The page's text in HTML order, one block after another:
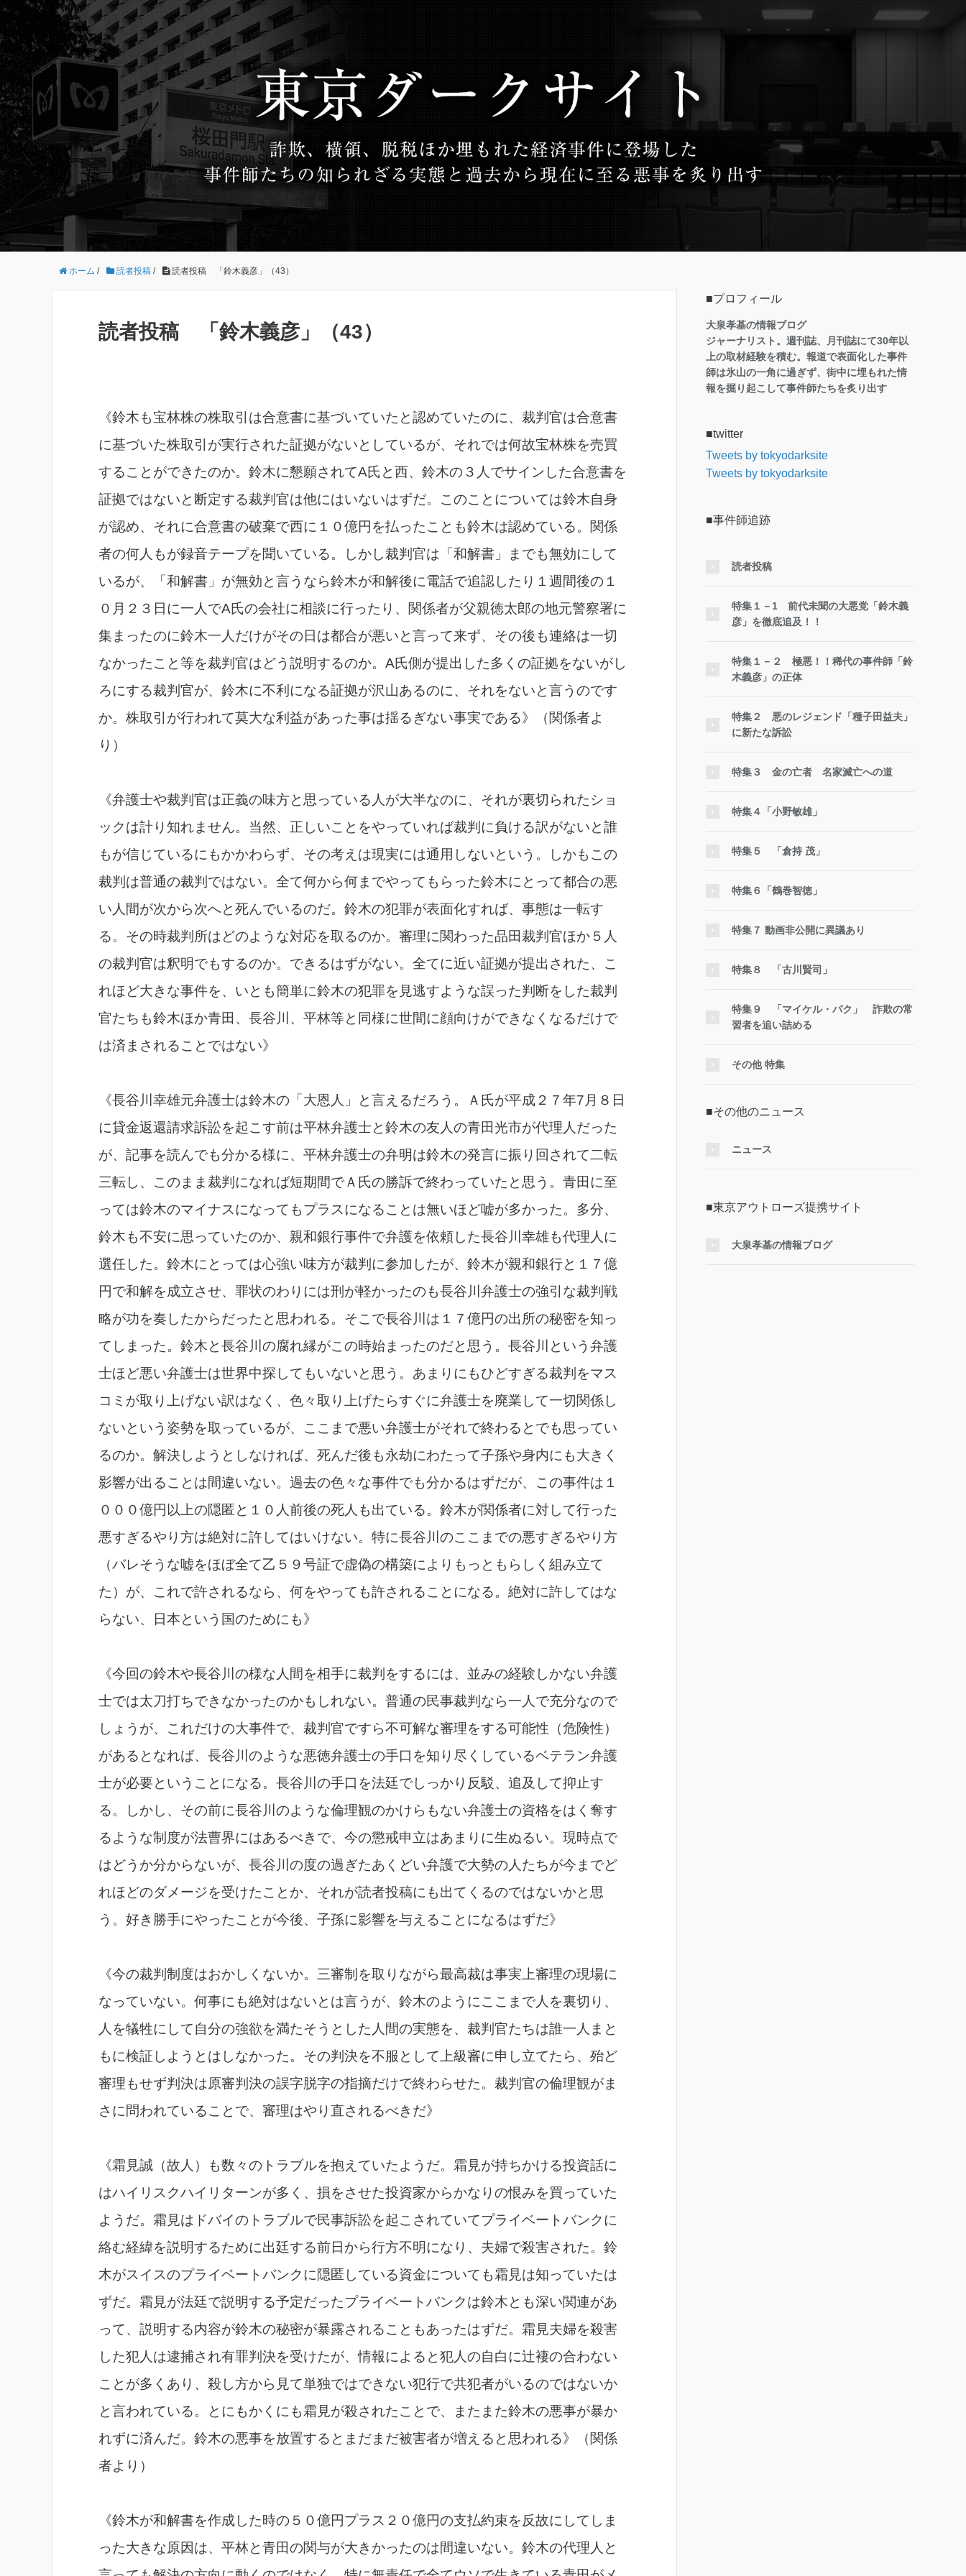
ホーム / 読者投稿 / 読者投稿 「鈴木義彦」（43）
読者投稿 「鈴木義彦」（43）
《鈴木も宝林株の株取引は合意書に基づいていたと認めていたのに、裁判官は合意書
に基づいた株取引が実行された証拠がないとしているが、それでは何故宝林株を売買
することができたのか。鈴木に懇願されてA氏と西、鈴木の３人でサインした合意書を
証拠ではないと断定する裁判官は他にはいないはずだ。このことについては鈴木自身
が認め、それに合意書の破棄で西に１０億円を払ったことも鈴木は認めている。関係
者の何人もが録音テープを聞いている。しかし裁判官は「和解書」までも無効にして
いるが、「和解書」が無効と言うなら鈴木が和解後に電話で追認したり１週間後の１
０月２３日に一人でA氏の会社に相談に行ったり、関係者が父親徳太郎の地元警察署に
集まったのに鈴木一人だけがその日は都合が悪いと言って来ず、その後も連絡は一切
なかったこと等を裁判官はどう説明するのか。A氏側が提出した多くの証拠をないがし
ろにする裁判官が、鈴木に不利になる証拠が沢山あるのに、それをないと言うのです
か。株取引が行われて莫大な利益があった事は揺るぎない事実である》（関係者よ
り）
《弁護士や裁判官は正義の味方と思っている人が大半なのに、それが裏切られたショ
ックは計り知れません。当然、正しいことをやっていれば裁判に負ける訳がないと誰
もが信じているにもかかわらず、その考えは現実には通用しないという。しかもこの
裁判は普通の裁判ではない。全て何から何までやってもらった鈴木にとって都合の悪
い人間が次から次へと死んでいるのだ。鈴木の犯罪が表面化すれば、事態は一転す
る。その時裁判所はどのような対応を取るのか。審理に関わった品田裁判官ほか５人
の裁判官は釈明でもするのか。できるはずがない。全てに近い証拠が提出された、こ
れほど大きな事件を、いとも簡単に鈴木の犯罪を見逃すような誤った判断をした裁判
官たちも鈴木ほか青田、長谷川、平林等と同様に世間に顔向けができなくなるだけで
は済まされることではない》
《長谷川幸雄元弁護士は鈴木の「大恩人」と言えるだろう。Ａ氏が平成２７年7月８日
に貸金返還請求訴訟を起こす前は平林弁護士と鈴木の友人の青田光市が代理人だった
が、記事を読んでも分かる様に、平林弁護士の弁明は鈴木の発言に振り回されて二転
三転し、このまま裁判になれば短期間でＡ氏の勝訴で終わっていたと思う。青田に至
っては鈴木のマイナスになってもプラスになることは無いほど嘘が多かった。多分、
鈴木も不安に思っていたのか、親和銀行事件で弁護を依頼した長谷川幸雄も代理人に
選任した。鈴木にとっては心強い味方が裁判に参加したが、鈴木が親和銀行と１７億
円で和解を成立させ、罪状のわりには刑が軽かったのも長谷川弁護士の強引な裁判戦
略が功を奏したからだったと思われる。そこで長谷川は１７億円の出所の秘密を知っ
てしまった。鈴木と長谷川の腐れ縁がこの時始まったのだと思う。長谷川という弁護
士ほど悪い弁護士は世界中探してもいないと思う。あまりにもひどすぎる裁判をマス
コミが取り上げない訳はなく、色々取り上げたらすぐに弁護士を廃業して一切関係し
ないという姿勢を取っているが、ここまで悪い弁護士がそれで終わるとでも思ってい
るのか。解決しようとしなければ、死んだ後も永劫にわたって子孫や身内にも大きく
影響が出ることは間違いない。過去の色々な事件でも分かるはずだが、この事件は１
０００億円以上の隠匿と１０人前後の死人も出ている。鈴木が関係者に対して行った
悪すぎるやり方は絶対に許してはいけない。特に長谷川のここまでの悪すぎるやり方
（バレそうな嘘をほぼ全て乙５９号証で虚偽の構築によりもっともらしく組み立て
た）が、これで許されるなら、何をやっても許されることになる。絶対に許してはな
らない、日本という国のためにも》
《今回の鈴木や長谷川の様な人間を相手に裁判をするには、並みの経験しかない弁護
士では太刀打ちできなかったのかもしれない。普通の民事裁判なら一人で充分なので
しょうが、これだけの大事件で、裁判官ですら不可解な審理をする可能性（危険性）
があるとなれば、長谷川のような悪徳弁護士の手口を知り尽くしているベテラン弁護
士が必要ということになる。長谷川の手口を法廷でしっかり反駁、追及して抑止す
る。しかし、その前に長谷川のような倫理観のかけらもない弁護士の資格をはく奪す
るような制度が法曹界にはあるべきで、今の懲戒申立はあまりに生ぬるい。現時点で
はどうか分からないが、長谷川の度の過ぎたあくどい弁護で大勢の人たちが今までど
れほどのダメージを受けたことか、それが読者投稿にも出てくるのではないかと思
う。好き勝手にやったことが今後、子孫に影響を与えることになるはずだ》
《今の裁判制度はおかしくないか。三審制を取りながら最高裁は事実上審理の現場に
なっていない。何事にも絶対はないとは言うが、鈴木のようにここまで人を裏切り、
人を犠牲にして自分の強欲を満たそうとした人間の実態を、裁判官たちは誰一人まと
もに検証しようとはしなかった。その判決を不服として上級審に申し立てたら、殆ど
審理もせず判決は原審判決の誤字脱字の指摘だけで終わらせた。裁判官の倫理観がま
さに問われていることで、審理はやり直されるべきだ》
《霜見誠（故人）も数々のトラブルを抱えていたようだ。霜見が持ちかける投資話に
はハイリスクハイリターンが多く、損をさせた投資家からかなりの恨みを買っていた
ようだ。霜見はドバイのトラブルで民事訴訟を起こされていてプライベートバンクに
絡む経緯を説明するために出廷する前日から行方不明になり、夫婦で殺害された。鈴
木がスイスのプライベートバンクに隠匿している資金についても霜見は知っていたは
ずだ。霜見が法廷で説明する予定だったプライベートバンクは鈴木とも深い関連があ
って、説明する内容が鈴木の秘密が暴露されることもあったはずだ。霜見夫婦を殺害
した犯人は逮捕され有罪判決を受けたが、情報によると犯人の自白に辻褄の合わない
ことが多くあり、殺し方から見て単独ではできない犯行で共犯者がいるのではないか
と言われている。とにもかくにも霜見が殺されたことで、またまた鈴木の悪事が暴か
れずに済んだ。鈴木の悪事を放置するとまだまだ被害者が増えると思われる》（関係
者より）
《鈴木が和解書を作成した時の５０億円プラス２０億円の支払約束を反故にしてしま
った大きな原因は、平林と青田の関与が大きかったのは間違いない。鈴木の代理人と
■プロフィール
大泉孝基の情報ブログ
ジャーナリスト。週刊誌、月刊誌にて30年以
上の取材経験を積む。報道で表面化した事件
師は氷山の一角に過ぎず、街中に埋もれた情
報を掘り起こして事件師たちを炙り出す
■twitter
Tweets by tokyodarksite
Tweets by tokyodarksite
■事件師追跡
読者投稿
特集１－1 前代未聞の大悪党「鈴木義
彦」を徹底追及！！
特集１－２ 極悪！！稀代の事件師「鈴
木義彦」の正体
特集２ 悪のレジェンド「種子田益夫」
に新たな訴訟
特集３ 金の亡者 名家滅亡への道
特集４「小野敏雄」
特集５ 「倉持 茂」
特集６「鶴巻智徳」
特集７ 動画非公開に異議あり
特集８ 「古川賢司」
特集９ 「マイケル・パク」 詐欺の常
習者を追い詰める
その他 特集
■その他のニュース
ニュース
■東京アウトローズ提携サイト
大泉孝基の情報ブログ